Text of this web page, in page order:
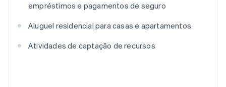
empréstimos e pagamentos de seguro
Aluguel residencial para casas e apartamentos
Atividades de captação de recursos